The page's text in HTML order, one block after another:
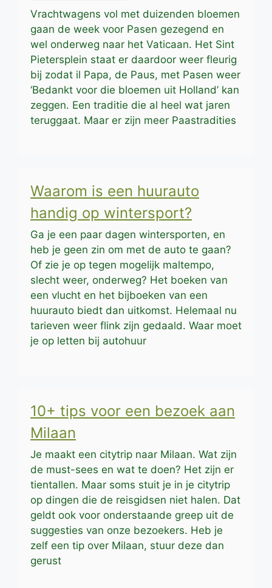
Vrachtwagens vol met duizenden bloemen
gaan de week voor Pasen gezegend en
wel onderweg naar het Vaticaan. Het Sint
Pietersplein staat er daardoor weer fleurig
bij zodat il Papa, de Paus, met Pasen weer
‘Bedankt voor die bloemen uit Holland’ kan
zeggen. Een traditie die al heel wat jaren
teruggaat. Maar er zijn meer Paastradities
Waarom is een huurauto
handig op wintersport?
Ga je een paar dagen wintersporten, en
heb je geen zin om met de auto te gaan?
Of zie je op tegen mogelijk maltempo,
slecht weer, onderweg? Het boeken van
een vlucht en het bijboeken van een
huurauto biedt dan uitkomst. Helemaal nu
tarieven weer flink zijn gedaald. Waar moet
je op letten bij autohuur
10+ tips voor een bezoek aan
Milaan
Je maakt een citytrip naar Milaan. Wat zijn
de must-sees en wat te doen? Het zijn er
tientallen. Maar soms stuit je in je citytrip
op dingen die de reisgidsen niet halen. Dat
geldt ook voor onderstaande greep uit de
suggesties van onze bezoekers. Heb je
zelf een tip over Milaan, stuur deze dan
gerust